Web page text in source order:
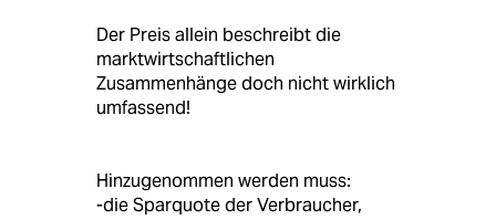
Der Preis allein beschreibt die
marktwirtschaftlichen
Zusammenhänge doch nicht wirklich
umfassend!
Hinzugenommen werden muss:
-die Sparquote der Verbraucher,